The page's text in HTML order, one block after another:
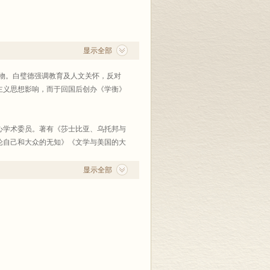
显示全部
。白璧德强调教育及人文关怀，反对
思想影响，而于回国后创办《学衡》
术委员。著有《莎士比亚、乌托邦与
己和大众的无知》《文学与美国的大
文研究所中国委员，美国罗阿诺克大
显示全部